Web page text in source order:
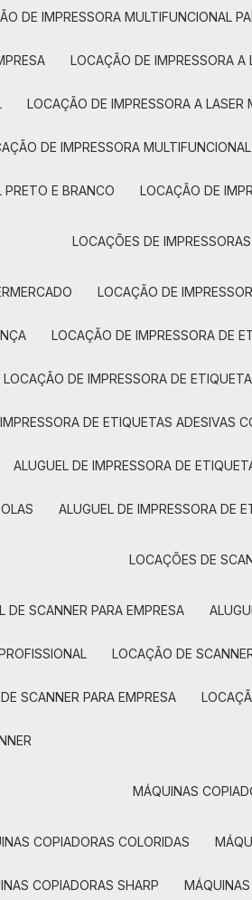
DE IMPRESSORA MULTIFUNCIONAL
LOCAÇÃO DE IMPRESSORA
LOCAÇÃO DE IMPRESSORA A
DE IMPRESSORA MULTIFUNCIONAL
PRETO E BRANCO LOCAÇÃO DE
LOCAÇÕES DE
LOCAÇÃO DE
LOCAÇÃO DE IMPRESSORA DE
LOCAÇÃO DE IMPRESSORA DE
IMPRESSORA DE ETIQUETAS ADESIVAS
ALUGUEL DE IMPRESSORA DE
ALUGUEL DE IMPRESSORA DE
LOCAÇÕES DE
DE SCANNER PARA EMPRESA
LOCAÇÃO DE
DE SCANNER PARA EMPRESA
MÁQUINAS
COPIADORAS COLORIDAS
COPIADORAS SHARP